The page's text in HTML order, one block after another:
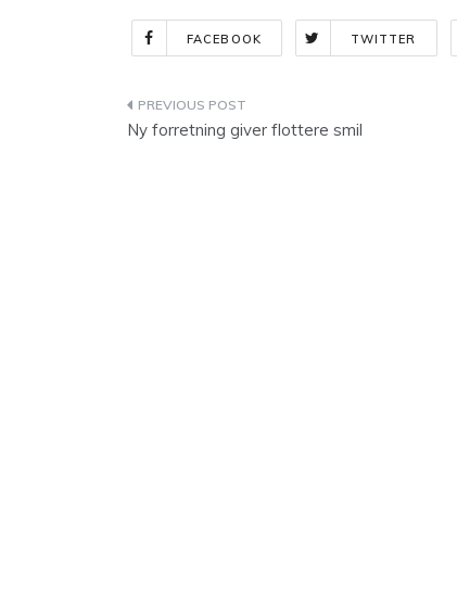
FACEBOOK TWITTER
Indlægsnavigation
Ny forretning giver flottere smil